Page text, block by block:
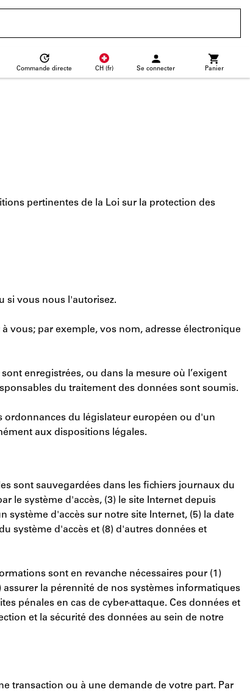
Commande directe CH (fr) Se connecter Panier
pertinentes de la Loi sur la protection des
si vous nous l'autorisez.
vous; par exemple, vos nom, adresse électronique
enregistrées, ou dans la mesure où l’exigent
du traitement des données sont soumis.
ordonnances du législateur européen ou d'un
aux dispositions légales.
sont sauvegardées dans les fichiers journaux du
le système d'accès, (3) le site Internet depuis
système d'accès sur notre site Internet, (5) la date
système d'accès et (8) d'autres données et
sont en revanche nécessaires pour (1)
la pérennité de nos systèmes informatiques
pénales en cas de cyber-attaque. Ces données et
et la sécurité des données au sein de notre
transaction ou à une demande de votre part. Par